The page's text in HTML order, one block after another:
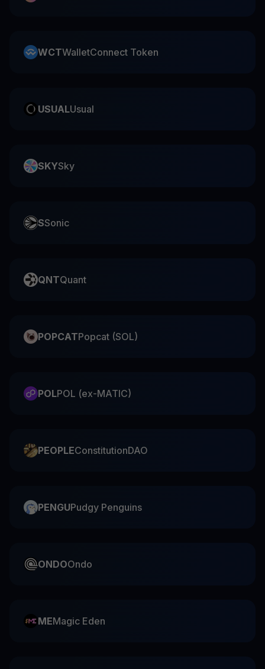
WCTWalletConnect Token
USUALUsual
SKYSky
SSonic
QNTQuant
POPCATPopcat (SOL)
POLPOL (ex-MATIC)
PEOPLEConstitutionDAO
PENGUPudgy Penguins
ONDOOndo
MEMagic Eden